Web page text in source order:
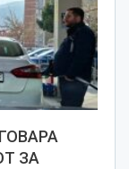
ЗА